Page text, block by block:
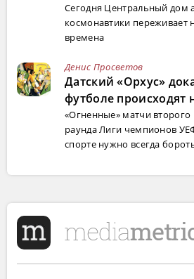
Сегодня Центральный дом
космонавтики переживает
времена
Денис Просветов
Датский «Орхус»
футболе происходят
«Огненные» матчи
раунда Лиги чемпионов
спорте нужно всегда